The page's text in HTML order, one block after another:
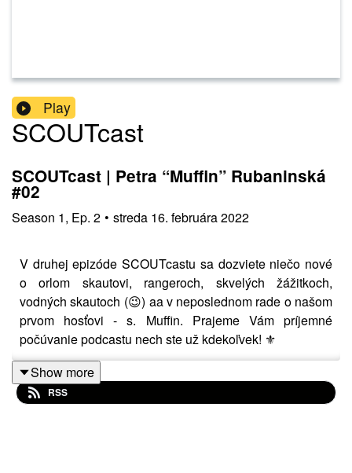
Play
SCOUTcast
SCOUTcast | Petra “Muffin” Rubaninská
#02
Season 1, Ep. 2 • streda 16. februára 2022
V druhej epizóde SCOUTcastu sa dozviete niečo nové
o orlom skautovi, rangeroch, skvelých žážitkoch,
vodných skautoch (😉) aa v neposlednom rade o našom
prvom hosťovi - s. Muffin. Prajeme Vám príjemné
počúvanie podcastu nech ste už kdekoľvek! ⚜️
Show more
RSS